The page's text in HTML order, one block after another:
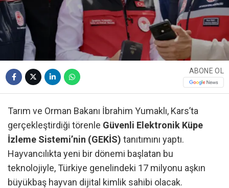
ABONE OL
Tarım ve Orman Bakanı İbrahim Yumaklı, Kars’ta
gerçekleştirdiği törenle Güvenli Elektronik Küpe
İzleme Sistemi’nin (GEKİS) tanıtımını yaptı.
Hayvancılıkta yeni bir dönemi başlatan bu
teknolojiyle, Türkiye genelindeki 17 milyonu aşkın
büyükbaş hayvan dijital kimlik sahibi olacak.